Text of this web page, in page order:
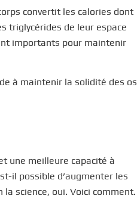
convertit les calories dont
triglycérides de leur espace
importants pour maintenir
à maintenir la solidité des os
une meilleure capacité à
il possible d’augmenter les
science, oui. Voici comment.